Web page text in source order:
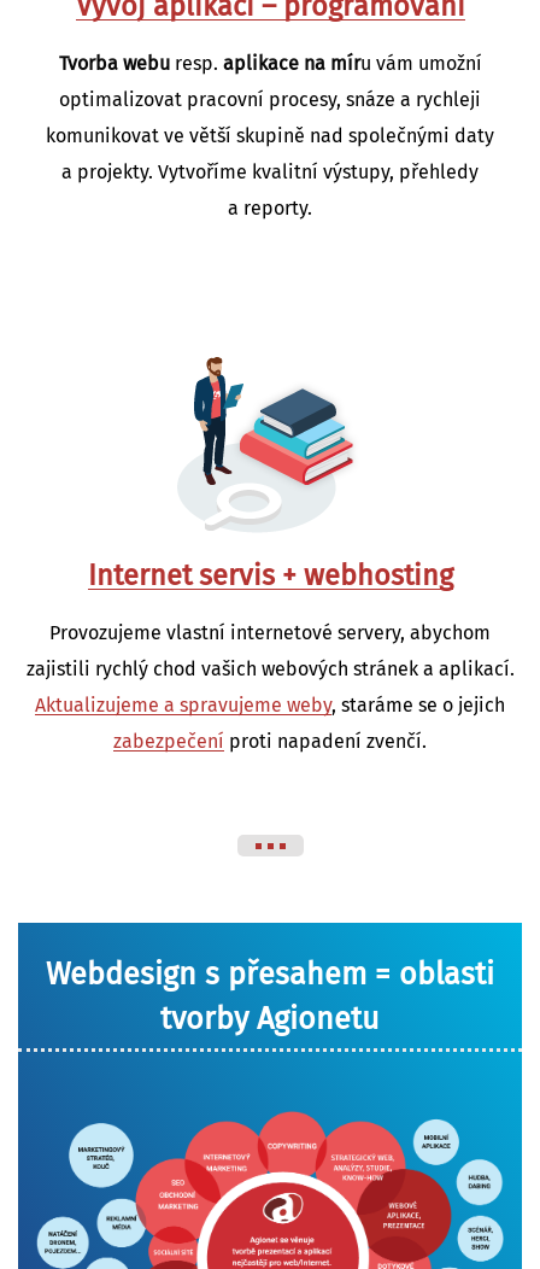
Vývoj aplikací – programování
Tvorba weburesp. aplikace na míru vám umožní
optimalizovat pracovní procesy, snáze a rychleji
komunikovat ve větší skupině nad společnými daty
a projekty. Vytvoříme kvalitní výstupy, přehledy
a reporty.
Internet servis + webhosting
Provozujeme vlastní internetové servery, abychom
zajistili rychlý chod vašich webových stránek a aplikací.
Aktualizujeme a spravujeme weby, staráme se o jejich
zabezpečení proti napadení zvenčí.
Webdesign s přesahem = oblasti
tvorby Agionetu